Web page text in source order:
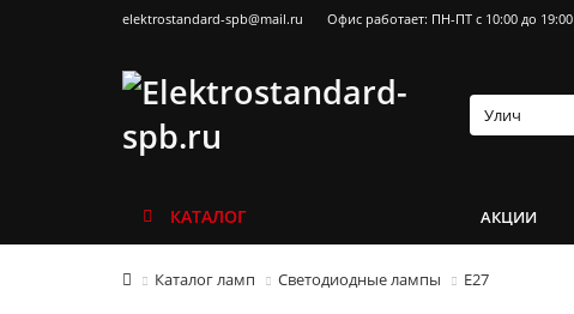
elektrostandard-spb@mail.ru Офис работает: ПН-ПТ с 10:00 до 19:00
КАТАЛОГ АКЦИИ
Каталог ламп Светодиодные лампы Е27